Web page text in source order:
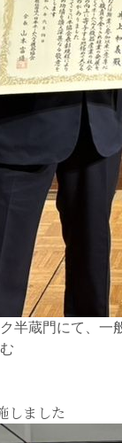
半蔵門にて、
年
度
しました